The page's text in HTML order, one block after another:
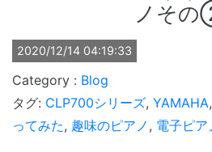
ノそ
2020/12/14 04:19:33
Blog
タグ: CLP700シリーズ, YAMAHA,
ってみた, 趣味のピアノ , 電子ピア